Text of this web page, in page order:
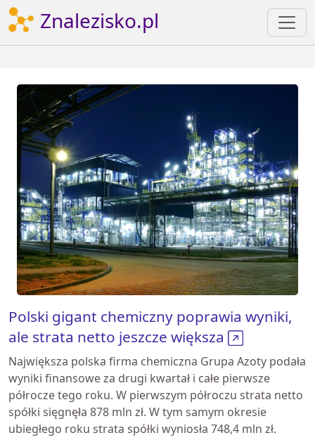
Znalezisko.pl
Polski gigant chemiczny poprawia wyniki,
ale strata netto jeszcze większa
Największa polska firma chemiczna Grupa Azoty podała
wyniki finansowe za drugi kwartał i całe pierwsze
półrocze tego roku. W pierwszym półroczu strata netto
spółki sięgnęła 878 mln zł. W tym samym okresie
ubiegłego roku strata spółki wyniosła 748,4 mln zł.